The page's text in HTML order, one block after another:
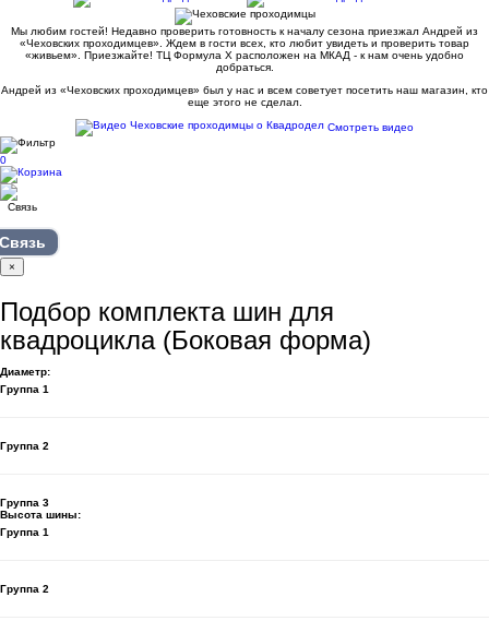
Мы любим гостей! Недавно проверить готовность к началу сезона приезжал Андрей из
«Чеховских проходимцев». Ждем в гости всех, кто любит увидеть и проверить товар
«живьем». Приезжайте! ТЦ Формула Х расположен на МКАД - к нам очень удобно
добраться.
Андрей из «Чеховских проходимцев» был у нас и всем советует посетить наш магазин, кто
еще этого не сделал.
Смотреть видео
0
×
Подбор комплекта шин для
квадроцикла (Боковая форма)
Диаметр:
Группа 1
Группа 2
Группа 3
Высота шины:
Группа 1
Группа 2